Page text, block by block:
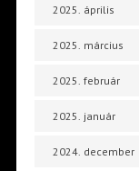
2025. április
2025. március
2025. február
2025. január
2024. december